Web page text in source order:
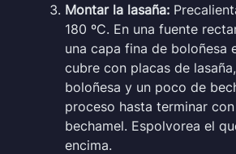
Montar la lasaña:
180 ºC. En una fuente
una capa fina de boloñesa
cubre con placas de
boloñesa y un poco de
proceso hasta terminar
bechamel. Espolvorea el
encima.